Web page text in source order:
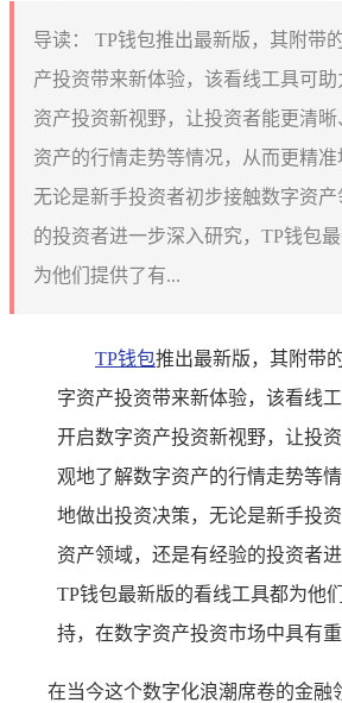
导读：
TP钱包推出最新版，其附带
产投资带来新体验，该看线工具可
资产投资新视野，让投资者能更清
资产的行情走势等情况，从而更精准
无论是新手投资者初步接触数字资
的投资者进一步深入研究，TP钱包
为他们提供了有...
TP钱包推出最新版，其附带
字资产投资带来新体验，该看线
开启数字资产投资新视野，让投
观地了解数字资产的行情走势等
地做出投资决策，无论是新手投
资产领域，还是有经验的投资者进
TP钱包最新版的看线工具都为他
持，在数字资产投资市场中具有重
在当今这个数字化浪潮席卷的金融